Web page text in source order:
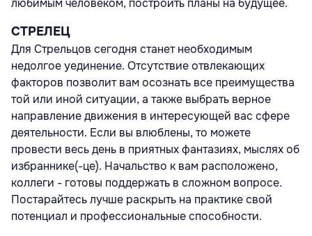
любимым человеком, построить планы на будущее.
СТРЕЛЕЦ
Для Стрельцов сегодня станет необходимым
недолгое уединение. Отсутствие отвлекающих
факторов позволит вам осознать все преимущества
той или иной ситуации, а также выбрать верное
направление движения в интересующей вас сфере
деятельности. Если вы влюблены, то можете
провести весь день в приятных фантазиях, мыслях об
избраннике(-це). Начальство к вам расположено,
коллеги - готовы поддержать в сложном вопросе.
Постарайтесь лучше раскрыть на практике свой
потенциал и профессиональные способности.